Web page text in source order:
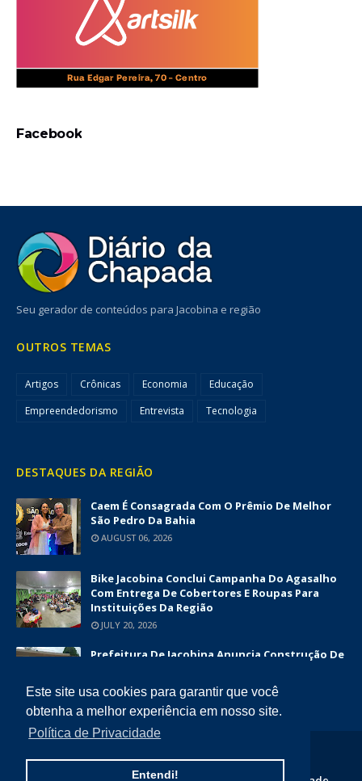
Este site usa cookies para garantir que você
obtenha a melhor experiência em nosso site.
Política de Privacidade
Entendi!
Facebook
Seu gerador de conteúdos para Jacobina e região
OUTROS TEMAS
Artigos Crônicas Economia
Educação
Empreendedorismo
Entrevista Tecnologia
DESTAQUES DA REGIÃO
Caem É Consagrada Com O Prêmio De Melhor
São Pedro Da Bahia
AUGUST 06, 2026
Bike Jacobina Conclui Campanha Do Agasalho
Com Entrega De Cobertores E Roupas Para
Instituições Da Região
JULY 20, 2026
Prefeitura De Jacobina Anuncia Construção De
Superior A R$ 1,7 Milhão
JUNE 12, 2026